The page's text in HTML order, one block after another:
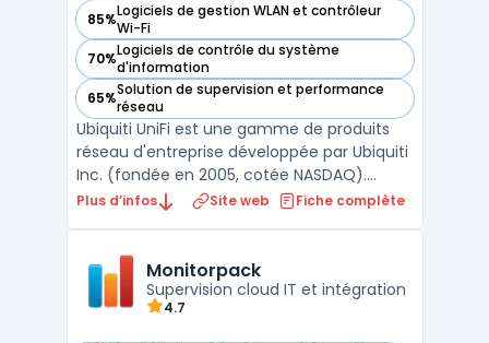
85%Logiciels de gestion WLAN et contrôleur
Wi-Fi
— voir Ubiquiti UniFi dans cette catégorie
70%Logiciels de contrôle du système
d'information
— voir Ubiquiti UniFi dans cette catégorie
65%Solution de supervision et performance
réseau
— voir Ubiquiti UniFi dans cette catégorie
Ubiquiti UniFi est une gamme de produits
réseau d'entreprise développée par Ubiquiti
Inc. (fondée en 2005, cotée NASDAQ).
L'écosystème couvre les points d'accès Wi-
routeurs et passerelles (UniFi Gateway), les
systè ...
Plus d’infos Site web Fiche complète
Monitorpack
Supervision cloud IT et intégration
4.7